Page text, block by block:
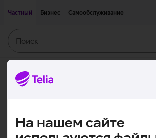
На нашем сайте
Частный
Бизнес Самообслуживание